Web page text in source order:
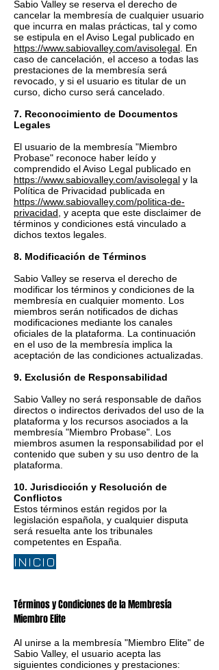
Sabio Valley se reserva el derecho de
cancelar la membresía de cualquier usuario
que incurra en malas prácticas, tal y como
se estipula en el Aviso Legal publicado en
https://www.sabiovalley.com/avisolegal . En
caso de cancelación, el acceso a todas las
prestaciones de la membresía será
revocado, y si el usuario es titular de un
curso, dicho curso será cancelado.
7. Reconocimiento de Documentos
Legales
El usuario de la membresía "Miembro
Probase" reconoce haber leído y
comprendido el Aviso Legal publicado en
https://www.sabiovalley.com/avisolegal y la
Política de Privacidad publicada en
https://www.sabiovalley.com/politica-de-
privacidad , y acepta que este disclaimer de
términos y condiciones está vinculado a
dichos textos legales.
8. Modificación de Términos
Sabio Valley se reserva el derecho de
modificar los términos y condiciones de la
membresía en cualquier momento. Los
miembros serán notificados de dichas
modificaciones mediante los canales
oficiales de la plataforma. La continuación
en el uso de la membresía implica la
aceptación de las condiciones actualizadas.
9. Exclusión de Responsabilidad
Sabio Valley no será responsable de daños
directos o indirectos derivados del uso de la
plataforma y los recursos asociados a la
membresía "Miembro Probase". Los
miembros asumen la responsabilidad por el
contenido que suben y su uso dentro de la
plataforma.
10. Jurisdicción y Resolución de
Conflictos
Estos términos están regidos por la
legislación española, y cualquier disputa
será resuelta ante los tribunales
competentes en España.
INICIO
Términos y Condiciones de la Membresía
Miembro Elite
Al unirse a la membresía "Miembro Elite" de
Sabio Valley, el usuario acepta las
siguientes condiciones y prestaciones: